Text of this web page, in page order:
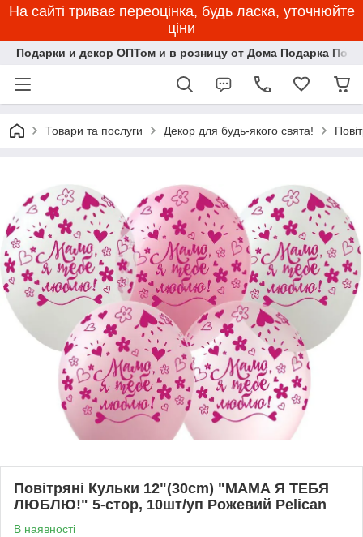
На сайті триває переоцінка, будь ласка, уточнюйте
ціни
Подарки и декор ОПТом и в розницу от Дома Подарка
Товари та послуги Декор для будь-якого свята!
Повітряні Кульки 12"(30сm) "МАМА Я ТЕБЯ
ЛЮБЛЮ!" 5-стор, 10шт/уп Рожевий Pelican
В наявності